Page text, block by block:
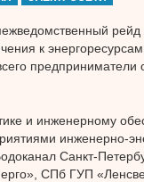
рейд
к
и инженерному
инженерно-
Санкт-
СПб ГУП